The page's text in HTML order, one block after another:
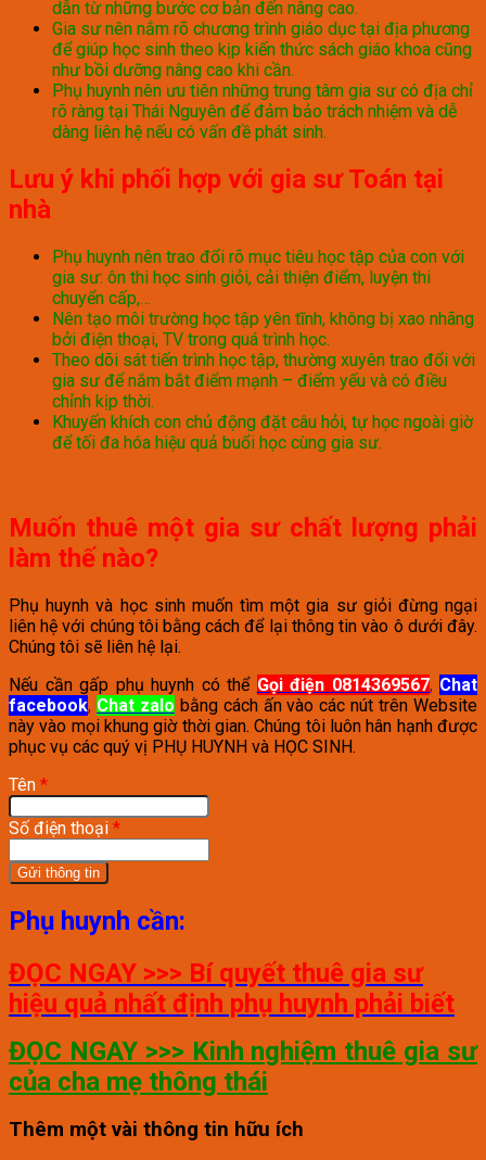
dẫn từ những bước cơ bản đến nâng cao.
Gia sư nên nắm rõ chương trình giáo dục tại địa phương
để giúp học sinh theo kịp kiến thức sách giáo khoa cũng
như bồi dưỡng nâng cao khi cần.
Phụ huynh nên ưu tiên những trung tâm gia sư có địa chỉ
rõ ràng tại Thái Nguyên để đảm bảo trách nhiệm và dễ
dàng liên hệ nếu có vấn đề phát sinh.
Lưu ý khi phối hợp với gia sư Toán tại
nhà
Phụ huynh nên trao đổi rõ mục tiêu học tập của con với
gia sư: ôn thi học sinh giỏi, cải thiện điểm, luyện thi
chuyển cấp,…
Nên tạo môi trường học tập yên tĩnh, không bị xao nhãng
bởi điện thoại, TV trong quá trình học.
Theo dõi sát tiến trình học tập, thường xuyên trao đổi với
gia sư để nắm bắt điểm mạnh – điểm yếu và có điều
chỉnh kịp thời.
Khuyến khích con chủ động đặt câu hỏi, tự học ngoài giờ
để tối đa hóa hiệu quả buổi học cùng gia sư.
Muốn thuê một gia sư chất lượng phải
làm thế nào?
Phụ huynh và học sinh muốn tìm một gia sư giỏi đừng ngại
liên hệ với chúng tôi bằng cách để lại thông tin vào ô dưới đây.
Chúng tôi sẽ liên hệ lại.
Nếu cần gấp phụ huynh có thể Gọi điện 0814369567, Chat
facebook, Chat zalo bằng cách ấn vào các nút trên Website
này vào mọi khung giờ thời gian. Chúng tôi luôn hân hạnh được
phục vụ các quý vị PHỤ HUYNH và HỌC SINH.
Tên *
Số điện thoại *
Phụ huynh cần:
ĐỌC NGAY >>> Bí quyết thuê gia sư
hiệu quả nhất định phụ huynh phải biết
ĐỌC NGAY >>> Kinh nghiệm thuê gia sư
của cha mẹ thông thái
Thêm một vài thông tin hữu ích